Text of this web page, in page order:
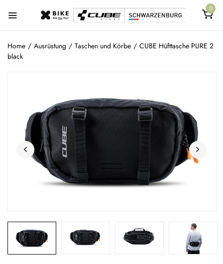
0
Home / Ausrüstung / Taschen und Körbe / CUBE Hüfttasche PURE 2
black